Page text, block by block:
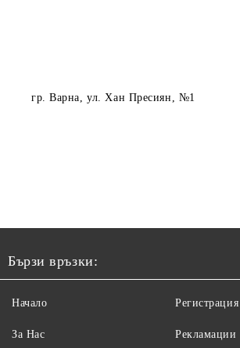
гр. Варна, ул. Хан Пресиян, №1
Бързи връзки:
Начало
За Нас
Регистрация
Рекламации